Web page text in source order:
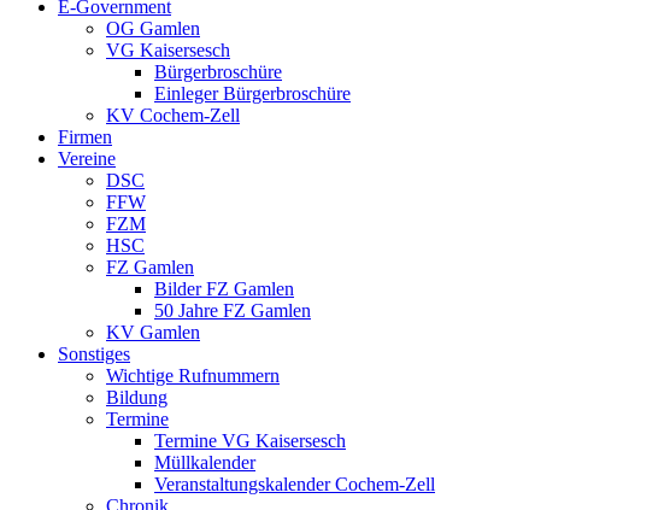
E-Government
OG Gamlen
VG Kaisersesch
Bürgerbroschüre
Einleger Bürgerbroschüre
KV Cochem-Zell
Firmen
Vereine
DSC
FFW
FZM
HSC
FZ Gamlen
Bilder FZ Gamlen
50 Jahre FZ Gamlen
KV Gamlen
Sonstiges
Wichtige Rufnummern
Bildung
Termine
Termine VG Kaisersesch
Müllkalender
Veranstaltungskalender Cochem-Zell